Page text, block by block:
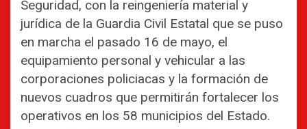
Seguridad, con la reingeniería material y
jurídica de la Guardia Civil Estatal que se puso
en marcha el pasado 16 de mayo, el
equipamiento personal y vehicular a las
corporaciones policiacas y la formación de
nuevos cuadros que permitirán fortalecer los
operativos en los 58 municipios del Estado.